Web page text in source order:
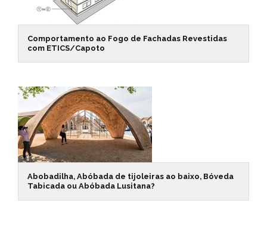
Comportamento ao Fogo de Fachadas Revestidas
com ETICS/Capoto
Abobadilha, Abóbada de tijoleiras ao baixo, Bóveda
Tabicada ou Abóbada Lusitana?